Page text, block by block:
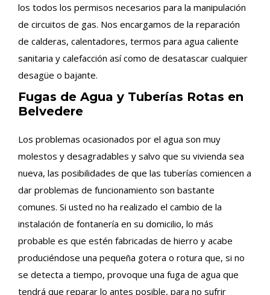
los todos los permisos necesarios para la manipulación
de circuitos de gas. Nos encargamos de la reparación
de calderas, calentadores, termos para agua caliente
sanitaria y calefacción así como de desatascar cualquier
desagüe o bajante.
Fugas de Agua y Tuberías Rotas en
Belvedere
Los problemas ocasionados por el agua son muy
molestos y desagradables y salvo que su vivienda sea
nueva, las posibilidades de que las tuberías comiencen a
dar problemas de funcionamiento son bastante
comunes. Si usted no ha realizado el cambio de la
instalación de fontanería en su domicilio, lo más
probable es que estén fabricadas de hierro y acabe
produciéndose una pequeña gotera o rotura que, si no
se detecta a tiempo, provoque una fuga de agua que
tendrá que reparar lo antes posible, para no sufrir